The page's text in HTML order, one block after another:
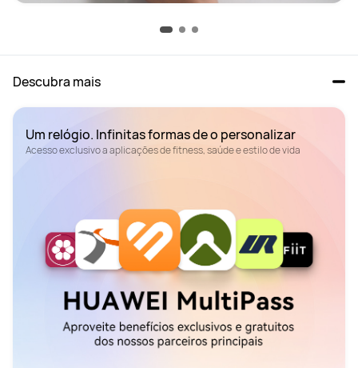
Descubra mais
Acesso exclusivo a aplicações de fitness, saúde e estilo de vida